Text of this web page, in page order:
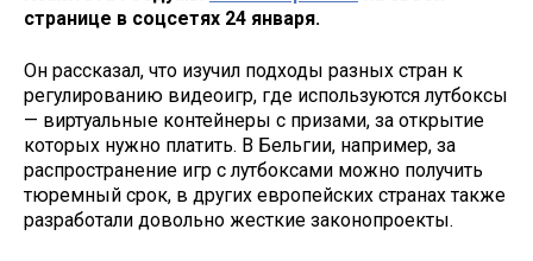
странице в соцсетях 24 января.
Он рассказал, что изучил подходы разных стран к
регулированию видеоигр, где используются лутбоксы
— виртуальные контейнеры с призами, за открытие
которых нужно платить. В Бельгии, например, за
распространение игр с лутбоксами можно получить
тюремный срок, в других европейских странах также
разработали довольно жесткие законопроекты.